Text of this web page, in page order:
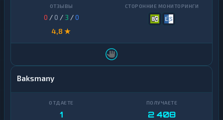
0 / 0 / 3 /0
4,8 ★
Baksmany
1 2 408